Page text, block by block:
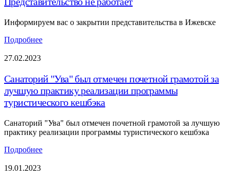
Информируем вас о закрытии представительства в Ижевске
Подробнее
27.02.2023
Санаторий "Ува" был отмечен почетной грамотой за
лучшую практику реализации программы
туристического кешбэка
Санаторий "Ува" был отмечен почетной грамотой за лучшую
практику реализации программы туристического кешбэка
Подробнее
19.01.2023